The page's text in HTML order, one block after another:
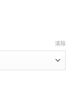
清除